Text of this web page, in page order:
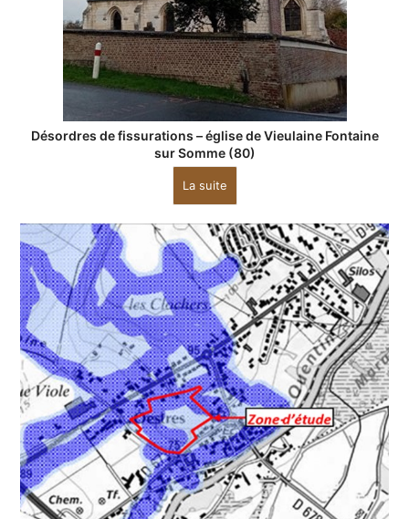
Désordres de fissurations – église de Vieulaine Fontaine
sur Somme (80)
La suite